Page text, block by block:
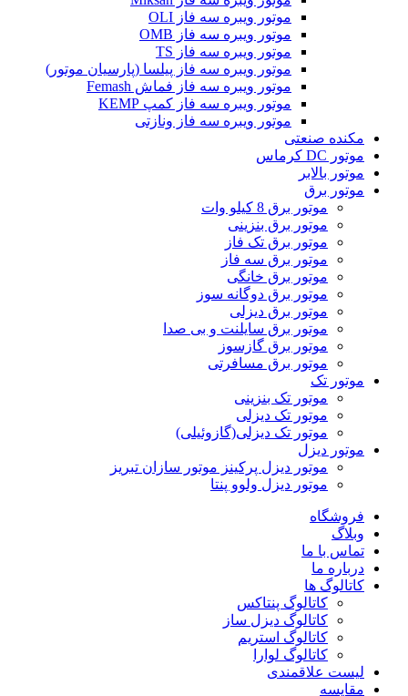
موتور ویبره سه فاز OLI
موتور ویبره سه فاز OMB
موتور ویبره سه فاز TS
موتور ویبره سه فاز پیلسا (پارسیان موتور)
موتور ویبره سه فاز فماش Femash
موتور ویبره سه فاز کمپ KEMP
موتور ویبره سه فاز ونازتی
مکنده صنعتی
موتور DC کرماس
موتور بالابر
موتور برق
موتور برق 8 کیلو وات
موتور برق بنزینی
موتور برق تک فاز
موتور برق سه فاز
موتور برق خانگی
موتور برق دوگانه سوز
موتور برق دیزلی
موتور برق سایلنت و بی صدا
موتور برق گازسوز
موتور برق مسافرتی
موتور تک
موتور تک بنزینی
موتور تک دیزلی
موتور تک دیزلی(گازوئیلی)
موتور دیزل
موتور دیزل پرکینز موتور سازان تبریز
موتور دیزل ولوو پنتا
فروشگاه
وبلاگ
تماس با ما
درباره ما
کاتالوگ ها
کاتالوگ پنتاکس
کاتالوگ دیزل ساز
کاتالوگ استریم
کاتالوگ لوارا
لیست علاقمندی
مقایسه